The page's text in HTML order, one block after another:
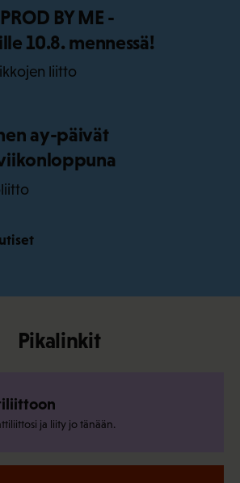
BY ME -
10.8. mennessä!
liitto
ay-päivät
Pikalinkit
ja liity jo tänään.